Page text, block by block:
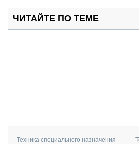
ЧИТАЙТЕ ПО ТЕМЕ
Техника специального назначения